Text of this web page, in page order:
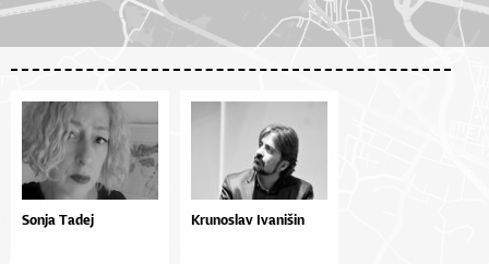
Sonja Tadej Krunoslav Ivanišin